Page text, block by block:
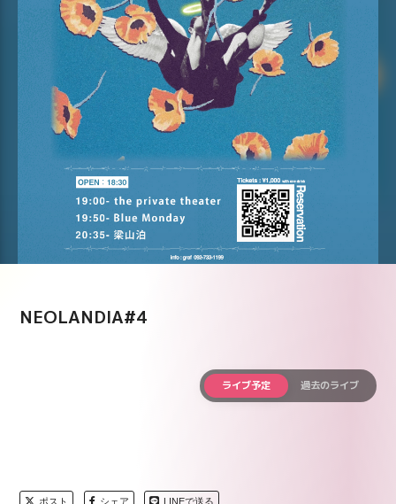
NEOLANDIA#4
ライブ予定 過去のライブ
ポスト シェア LINEで送る